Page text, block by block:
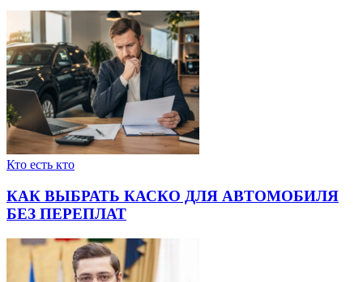
Кто есть кто
КАК ВЫБРАТЬ КАСКО ДЛЯ АВТОМОБИЛЯ
БЕЗ ПЕРЕПЛАТ